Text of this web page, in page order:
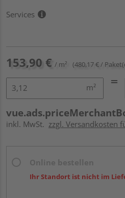
Services
153,90 € / m² (480,17 € /
m²
inkl. MwSt. zzgl. Versandkosten
Ihr Standort ist nicht im